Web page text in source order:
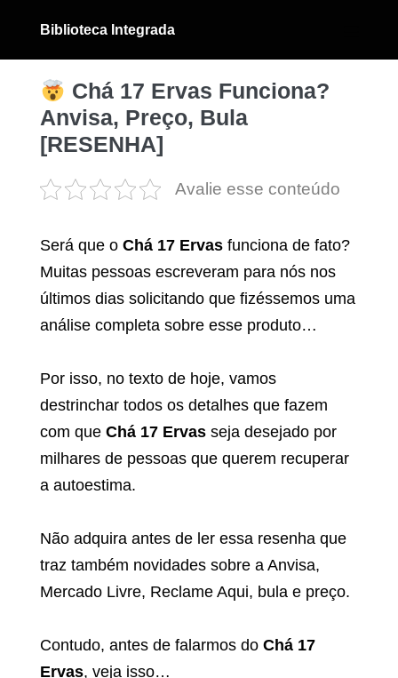
o
conteúdo
Biblioteca Integrada
menu
Chá 17 Ervas Funciona?
Anvisa, Preço, Bula
[RESENHA]
Avalie esse conteúdo
Será que o Chá 17 Ervas funciona de fato?
Muitas pessoas escreveram para nós nos
últimos dias solicitando que fizéssemos uma
análise completa sobre esse produto…
Por isso, no texto de hoje, vamos
destrinchar todos os detalhes que fazem
com que Chá 17 Ervas seja desejado por
milhares de pessoas que querem recuperar
a autoestima.
Não adquira antes de ler essa resenha que
traz também novidades sobre a Anvisa,
Mercado Livre, Reclame Aqui, bula e preço.
Contudo, antes de falarmos do Chá 17
Ervas, veja isso…